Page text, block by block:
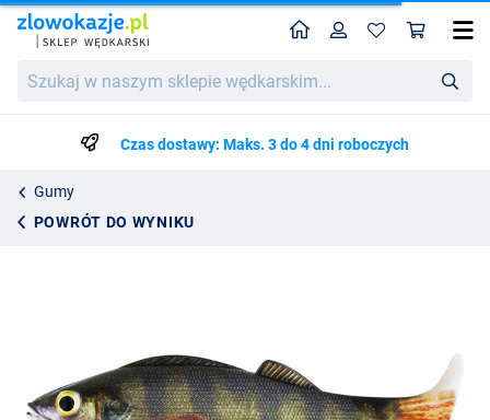
w
wędkarskim...
HomeProfil
Czas dostawy: Maks. 3 do 4 dni roboczych
Gumy
POWRÓT DO WYNIKU
Westin Original Perch Shad 18cm 61g Real Perch
33.75